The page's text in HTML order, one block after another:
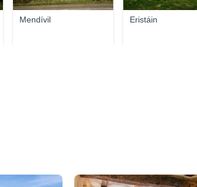
Mendívil Eristáin